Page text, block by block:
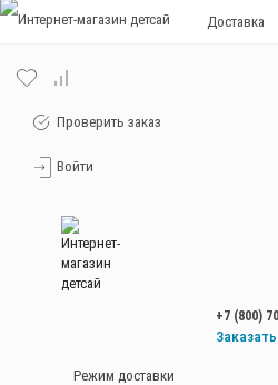
Доставка
Проверить заказ
Войти
+7 (800)
Заказать
Режим доставки